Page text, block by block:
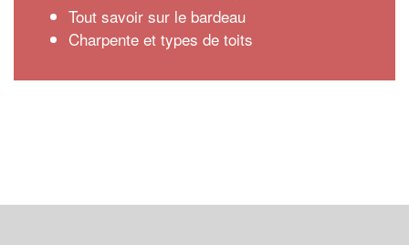
Tout savoir sur le bardeau
Charpente et types de toits